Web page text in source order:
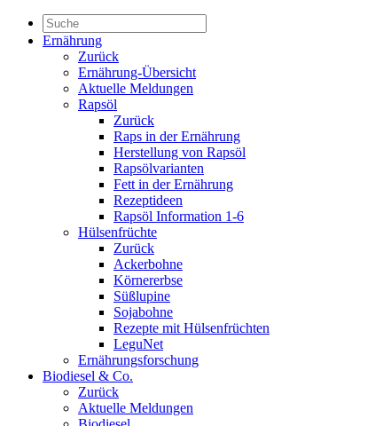
Ernährung
Zurück
Ernährung-Übersicht
Aktuelle Meldungen
Rapsöl
Zurück
Raps in der Ernährung
Herstellung von Rapsöl
Rapsölvarianten
Fett in der Ernährung
Rezeptideen
Rapsöl Information 1-6
Hülsenfrüchte
Zurück
Ackerbohne
Körnererbse
Süßlupine
Sojabohne
Rezepte mit Hülsenfrüchten
LeguNet
Ernährungsforschung
Biodiesel & Co.
Zurück
Aktuelle Meldungen